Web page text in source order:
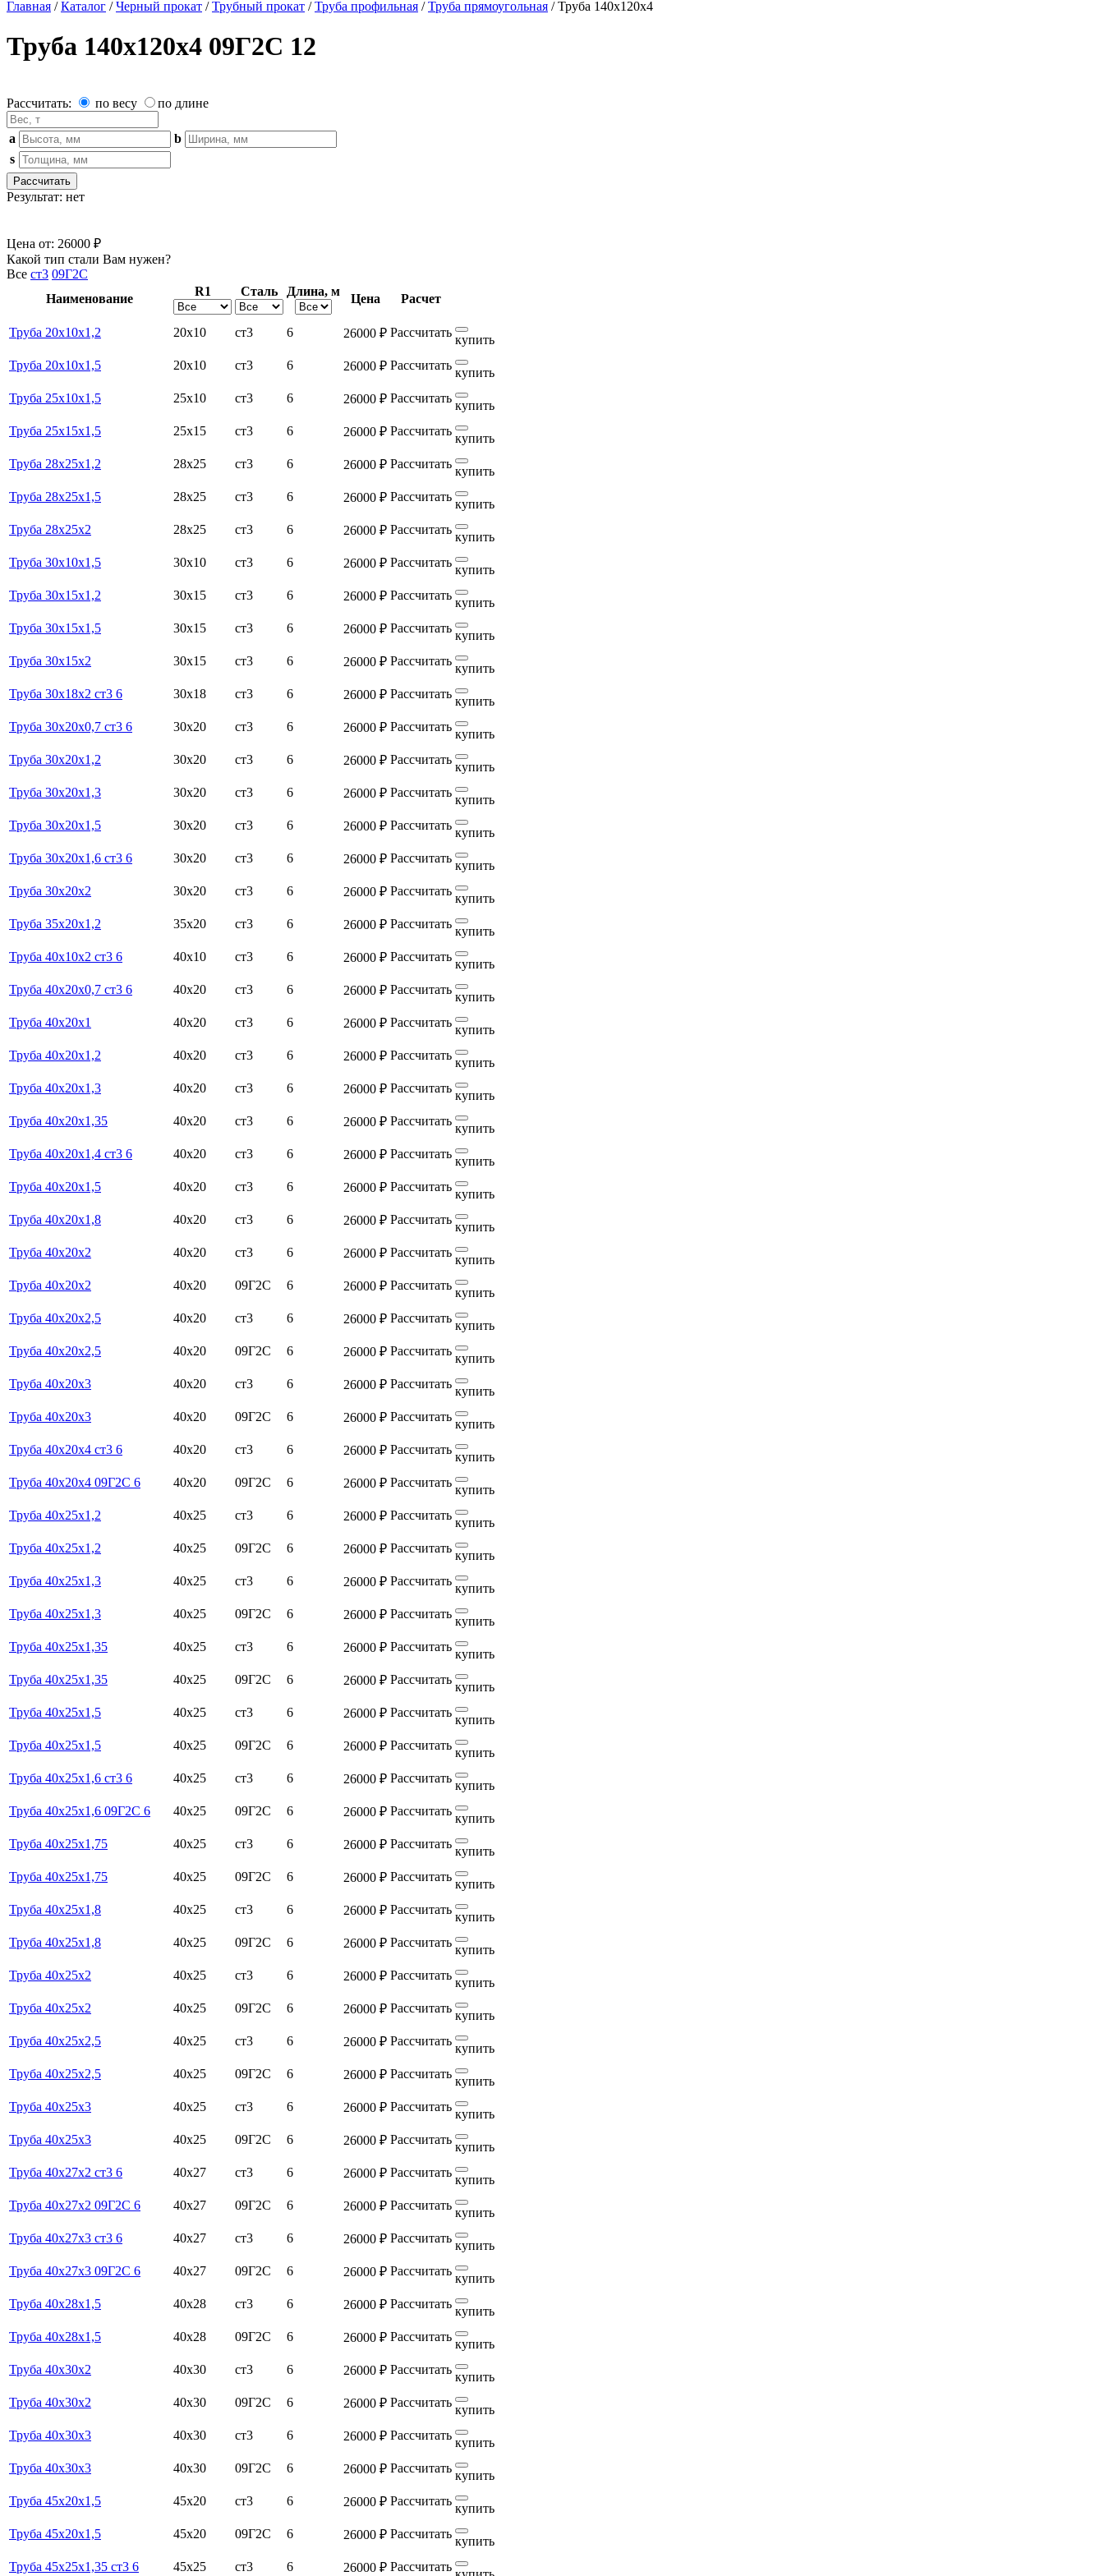
Главная /Каталог /Черный прокат /Трубный прокат /Труба профильная /Труба прямоугольная /Труба 140х120х4
Труба 140х120х4 09Г2С 12
Рассчитать: по весу по длине
a
b
s
Рассчитать
Результат: нет
Цена от: 26000 ₽
Какой тип стали Вам нужен?
Все ст3 09Г2С
Наименование
R1 Сталь Длина, м
Цена Расчет
Труба 20х10х1,2 20х10 ст3 6 26000 ₽ Рассчитать
купить
Труба 20х10х1,5
20х10 ст3 6 26000 ₽ Рассчитать
купить
Труба 25х10х1,5
25х10 ст3 6 26000 ₽ Рассчитать
купить
Труба 25х15х1,5
25х15 ст3 6 26000 ₽ Рассчитать
купить
Труба 28х25х1,2
28х25 ст3 6 26000 ₽ Рассчитать
купить
Труба 28х25х1,5
28х25 ст3 6 26000 ₽ Рассчитать
купить
Труба 28х25х2
28х25 ст3 6 26000 ₽ Рассчитать
купить
Труба 30х10х1,5
30х10 ст3 6 26000 ₽ Рассчитать
купить
Труба 30х15х1,2
30х15 ст3 6 26000 ₽ Рассчитать
купить
Труба 30х15х1,5
30х15 ст3 6 26000 ₽ Рассчитать
купить
Труба 30х15х2
30х15 ст3 6 26000 ₽ Рассчитать
купить
Труба 30х18х2 ст3 6
30х18 ст3 6 26000 ₽ Рассчитать
купить
Труба 30х20х0,7 ст3 6
30х20 ст3 6 26000 ₽ Рассчитать
купить
Труба 30х20х1,2
30х20 ст3 6 26000 ₽ Рассчитать
купить
Труба 30х20х1,3
30х20 ст3 6 26000 ₽ Рассчитать
купить
Труба 30х20х1,5
30х20 ст3 6 26000 ₽ Рассчитать
купить
Труба 30х20х1,6 ст3 6
30х20 ст3 6 26000 ₽ Рассчитать
купить
Труба 30х20х2
30х20 ст3 6 26000 ₽ Рассчитать
купить
Труба 35х20х1,2
35х20 ст3 6 26000 ₽ Рассчитать
купить
Труба 40х10х2 ст3 6
40х10 ст3 6 26000 ₽ Рассчитать
купить
Труба 40х20х0,7 ст3 6
40х20 ст3 6 26000 ₽ Рассчитать
купить
Труба 40х20х1
40х20 ст3 6 26000 ₽ Рассчитать
купить
Труба 40х20х1,2
40х20 ст3 6 26000 ₽ Рассчитать
купить
Труба 40х20х1,3
40х20 ст3 6 26000 ₽ Рассчитать
купить
Труба 40х20х1,35
40х20 ст3 6 26000 ₽ Рассчитать
купить
Труба 40х20х1,4 ст3 6
40х20 ст3 6 26000 ₽ Рассчитать
купить
Труба 40х20х1,5
40х20 ст3 6 26000 ₽ Рассчитать
купить
Труба 40х20х1,8
40х20 ст3 6 26000 ₽ Рассчитать
купить
Труба 40х20х2
40х20 ст3 6 26000 ₽ Рассчитать
купить
Труба 40х20х2
40х20 09Г2С 6 26000 ₽ Рассчитать
купить
Труба 40х20х2,5
40х20 ст3 6 26000 ₽ Рассчитать
купить
Труба 40х20х2,5
40х20 09Г2С 6 26000 ₽ Рассчитать
купить
Труба 40х20х3
40х20 ст3 6 26000 ₽ Рассчитать
купить
Труба 40х20х3
40х20 09Г2С 6 26000 ₽ Рассчитать
купить
Труба 40х20х4 ст3 6
40х20 ст3 6 26000 ₽ Рассчитать
купить
Труба 40х20х4 09Г2С 6
40х20 09Г2С 6 26000 ₽ Рассчитать
купить
Труба 40х25х1,2
40х25 ст3 6 26000 ₽ Рассчитать
купить
Труба 40х25х1,2
40х25 09Г2С 6 26000 ₽ Рассчитать
купить
Труба 40х25х1,3
40х25 ст3 6 26000 ₽ Рассчитать
купить
Труба 40х25х1,3
40х25 09Г2С 6 26000 ₽ Рассчитать
купить
Труба 40х25х1,35
40х25 ст3 6 26000 ₽ Рассчитать
купить
Труба 40х25х1,35
40х25 09Г2С 6 26000 ₽ Рассчитать
купить
Труба 40х25х1,5
40х25 ст3 6 26000 ₽ Рассчитать
купить
Труба 40х25х1,5
40х25 09Г2С 6 26000 ₽ Рассчитать
купить
Труба 40х25х1,6 ст3 6
40х25 ст3 6 26000 ₽ Рассчитать
купить
Труба 40х25х1,6 09Г2С 6
40х25 09Г2С 6 26000 ₽ Рассчитать
купить
Труба 40х25х1,75
40х25 ст3 6 26000 ₽ Рассчитать
купить
Труба 40х25х1,75
40х25 09Г2С 6 26000 ₽ Рассчитать
купить
Труба 40х25х1,8
40х25 ст3 6 26000 ₽ Рассчитать
купить
Труба 40х25х1,8
40х25 09Г2С 6 26000 ₽ Рассчитать
купить
Труба 40х25х2
40х25 ст3 6 26000 ₽ Рассчитать
купить
Труба 40х25х2
40х25 09Г2С 6 26000 ₽ Рассчитать
купить
Труба 40х25х2,5
40х25 ст3 6 26000 ₽ Рассчитать
купить
Труба 40х25х2,5
40х25 09Г2С 6 26000 ₽ Рассчитать
купить
Труба 40х25х3
40х25 ст3 6 26000 ₽ Рассчитать
купить
Труба 40х25х3
40х25 09Г2С 6 26000 ₽ Рассчитать
купить
Труба 40х27х2 ст3 6
40х27 ст3 6 26000 ₽ Рассчитать
купить
Труба 40х27х2 09Г2С 6
40х27 09Г2С 6 26000 ₽ Рассчитать
купить
Труба 40х27х3 ст3 6
40х27 ст3 6 26000 ₽ Рассчитать
купить
Труба 40х27х3 09Г2С 6
40х27 09Г2С 6 26000 ₽ Рассчитать
купить
Труба 40х28х1,5
40х28 ст3 6 26000 ₽ Рассчитать
купить
Труба 40х28х1,5
40х28 09Г2С 6 26000 ₽ Рассчитать
купить
Труба 40х30х2
40х30 ст3 6 26000 ₽ Рассчитать
купить
Труба 40х30х2
40х30 09Г2С 6 26000 ₽ Рассчитать
купить
Труба 40х30х3
40х30 ст3 6 26000 ₽ Рассчитать
купить
Труба 40х30х3
40х30 09Г2С 6 26000 ₽ Рассчитать
купить
Труба 45х20х1,5
45х20 ст3 6 26000 ₽ Рассчитать
купить
Труба 45х20х1,5
45х20 09Г2С 6 26000 ₽ Рассчитать
купить
Труба 45х25х1,35 ст3 6
45х25 ст3 6 26000 ₽ Рассчитать